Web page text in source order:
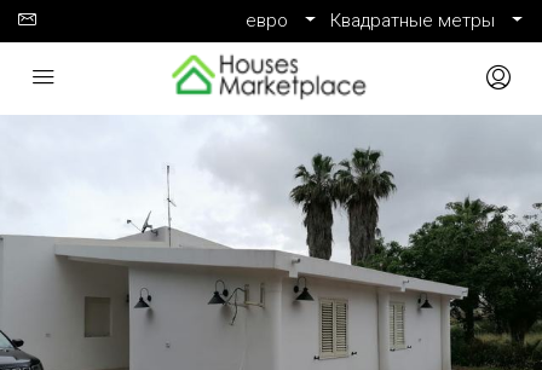
евро Квадратные метры